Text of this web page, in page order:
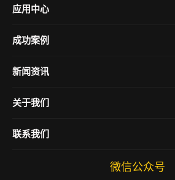
应用中心
成功案例
微信小程序
定制开发
新闻资讯
行业新闻
新闻快讯
关于我们
联系我们
微信公众号